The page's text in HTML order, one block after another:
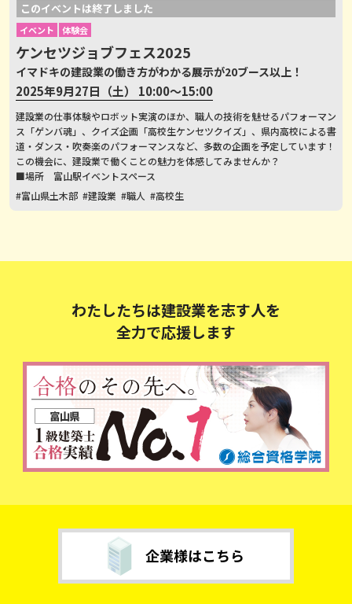
このイベントは終了しました
イベント 体験会
ケンセツジョブフェス2025
イマドキの建設業の働き方がわかる展示が20ブース以上！
2025年9月27日（土） 10:00～15:00
建設業の仕事体験やロボット実演のほか、職人の技術を魅せるパフォーマン
ス「ゲンバ魂」、クイズ企画「高校生ケンセツクイズ」、県内高校による書
道・ダンス・吹奏楽のパフォーマンスなど、多数の企画を予定しています！
この機会に、建設業で働くことの魅力を体感してみませんか？
■場所 富山駅イベントスペース
#富山県土木部 #建設業 #職人 #高校生
わたしたちは建設業を志す人を
全力で応援します